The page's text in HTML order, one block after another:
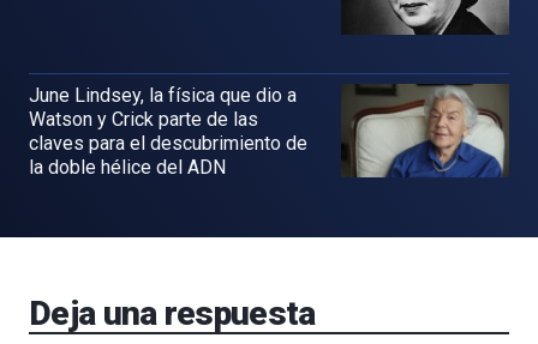
June Lindsey, la física que dio a
Watson y Crick parte de las
claves para el descubrimiento de
la doble hélice del ADN
Deja una respuesta